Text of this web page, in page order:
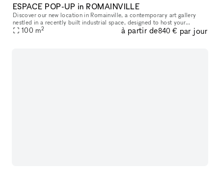
ESPACE POP-UP in ROMAINVILLE
Discover our new location in Romainville, a contemporary art gallery
nestled in a recently built industrial space, designed to host your
ephemeral projects. Situated just a few minutes from the Bobig
100 m2 à partir de840 € par jour